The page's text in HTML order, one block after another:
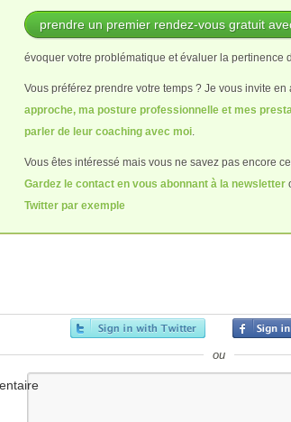
prendre un premier rendez-vous gratuit
évoquer votre problématique et évaluer la pertinence
Vous préférez prendre votre temps ? Je vous invite en
approche, ma posture professionnelle et mes
parler de leur coaching avec moi.
Vous êtes intéressé mais vous ne savez pas encore
Gardez le contact en vous abonnant à la newsletter
Twitter par exemple
ou